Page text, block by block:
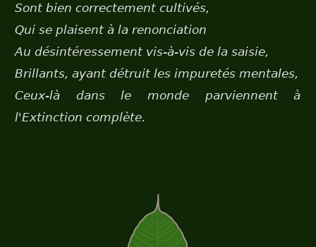
Sont bien correctement cultivés,
Qui se plaisent à la renonciation
Au désintéressement vis-à-vis de la saisie,
Brillants, ayant détruit les impuretés mentales,
Ceux-là dans le monde parviennent à
l'Extinction complète.